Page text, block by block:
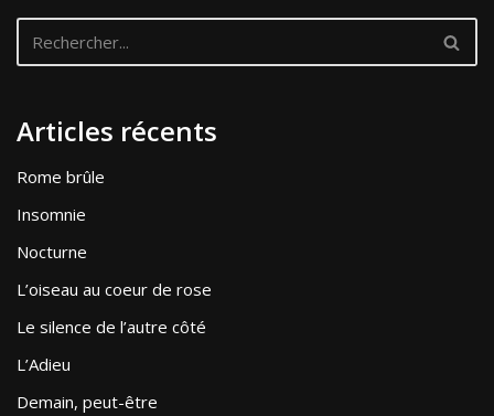
Articles récents
Rome brûle
Insomnie
Nocturne
L’oiseau au coeur de rose
Le silence de l’autre côté
L’Adieu
Demain, peut-être